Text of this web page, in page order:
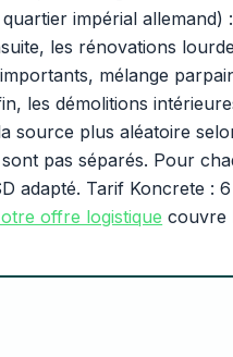
impérial
les rénovations
mélange
les démolitions
source plus aléatoire
pas séparés. Pour
adapté. Tarif Koncrete :
offre logistique couvre